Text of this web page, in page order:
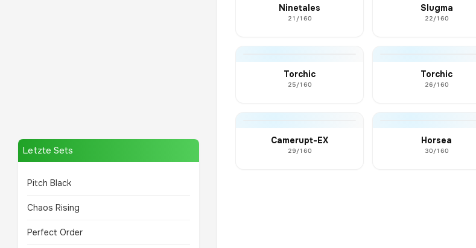
Letzte Sets
Pitch Black
Chaos Rising
Perfect Order
Ninetales
21/160
Slugma
22/160
Torchic
25/160
Torchic
26/160
Camerupt-EX
29/160
Horsea
30/160